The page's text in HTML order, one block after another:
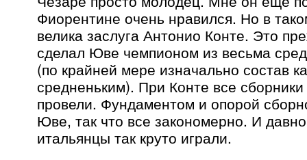
Фиорентине очень нравился. Но в
велика заслуга Антонио Конте. Это
сделал Юве чемпионом из весьма
(по крайней мере изначально состав
средненьким). При Конте все
провели. Фундаментом и опорой
Юве, так что все закономерно. И
итальянцы так круто играли.